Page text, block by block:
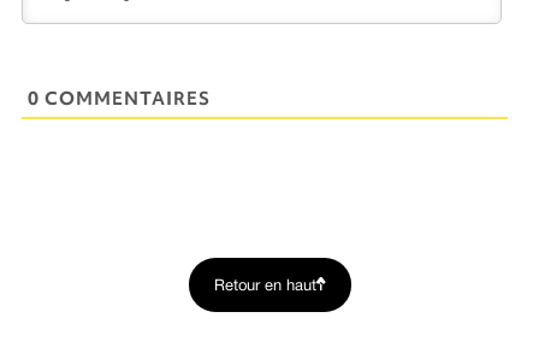
0 COMMENTAIRES
Retour en haut